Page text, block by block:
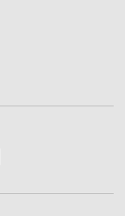
dodać go